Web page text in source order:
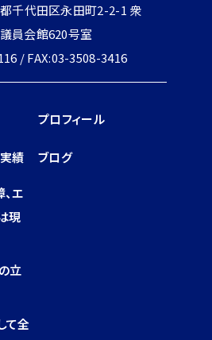
千代田区永田町2-2-1 衆
員会館620号室
/ FAX:03-3508-3416
プロフィール
績
エ
現
立
て全
ブログ